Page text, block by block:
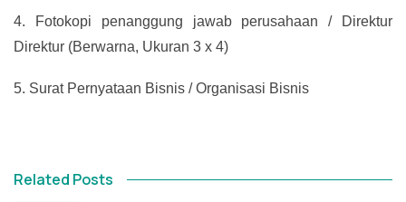
4.
Fotokopi penanggung jawab perusahaan / Direktur
Direktur (Berwarna, Ukuran 3 x 4)
5. Surat Pernyataan Bisnis / Organisasi Bisnis
Related Posts